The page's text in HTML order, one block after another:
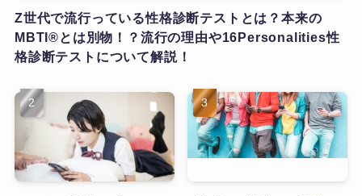
Z世代で流行っている性格診断テストとは？本来の
MBTI®とは別物！？流行の理由や16Personalities性
格診断テストについて解説！